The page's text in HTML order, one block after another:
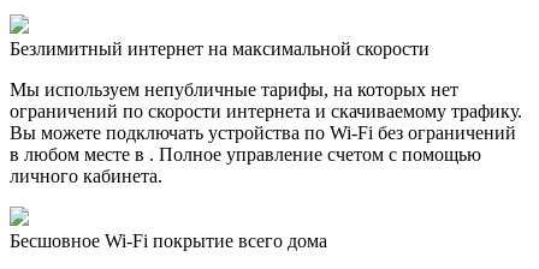
Безлимитный интернет на максимальной скорости
Мы используем непубличные тарифы, на которых нет
ограничений по скорости интернета и скачиваемому трафику.
Вы можете подключать устройства по Wi-Fi без ограничений
в любом месте в . Полное управление счетом с помощью
личного кабинета.
Бесшовное Wi-Fi покрытие всего дома